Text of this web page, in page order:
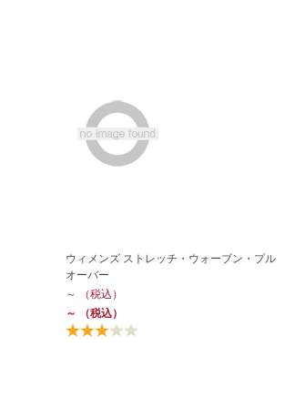
ウィメンズ ストレッチ・ウォーブン・プル
オーバー
～
（税込）
～
（税込）